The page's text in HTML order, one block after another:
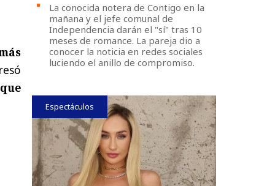
La conocida notera de Contigo en la
mañana y el jefe comunal de
Independencia darán el "sí" tras 10
meses de romance. La pareja dio a
conocer la noticia en redes sociales
luciendo el anillo de compromiso.
Espectáculos